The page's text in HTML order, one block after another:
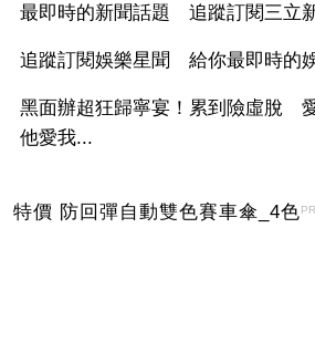
最即時的新聞話題 追蹤訂閱三立
追蹤訂閱娛樂星聞 給你最即時的
黑面辦超狂歸寧宴！累到險虛脫
他愛我...
特價 防回彈自動雙色賽車傘_4色PR